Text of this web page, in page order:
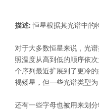
描述: 恒星根据其光谱中的
对于大多数恒星来说，光
照温度从高到低的顺序依
个序列最近扩展到了更冷
褐矮星，但一些光谱类型
还有一些字母也被用来划